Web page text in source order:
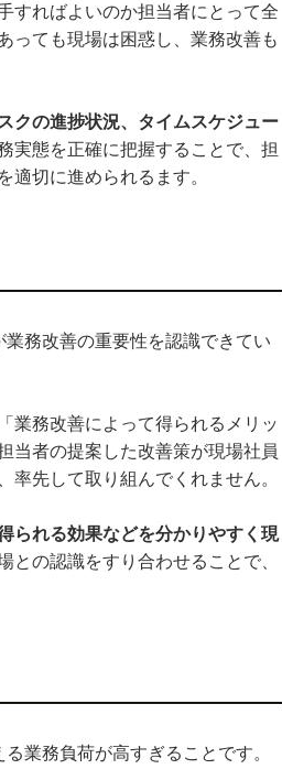
すればよいのか担当者にとって全
っても現場は困惑し、業務改善も
クの進捗状況、タイムスケジュー
実態を正確に把握することで、担
適切に進められるます。
務改善の重要性を認識できてい
業務改善によって得られるメリッ
当者の提案した改善策が現場社員
先して取り組んでくれません。
られる効果などを分かりやすく現
との認識をすり合わせることで、
業務負荷が高すぎることです。